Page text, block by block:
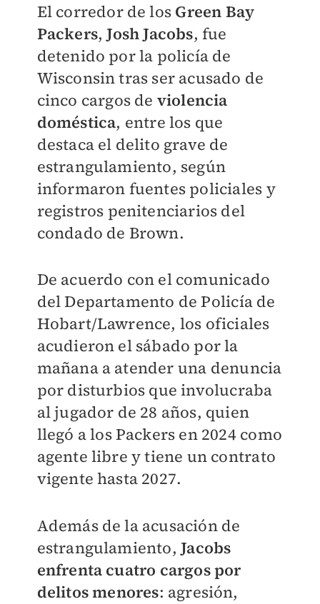
El corredor de los Green Bay
Packers,Josh Jacobs, fue
detenido por la policía de
Wisconsin tras ser acusado de
cinco cargos de violencia
doméstica, entre los que
destaca el delito grave de
estrangulamiento, según
informaron fuentes policiales y
registros penitenciarios del
condado de Brown.
De acuerdo con el comunicado
del Departamento de Policía de
Hobart/Lawrence, los oficiales
acudieron el sábado por la
mañana a atender una denuncia
por disturbios que involucraba
al jugador de 28 años, quien
llegó a los Packers en 2024 como
agente libre y tiene un contrato
vigente hasta 2027.
Además de la acusación de
estrangulamiento, Jacobs
enfrenta cuatro cargos por
delitos menores: agresión,